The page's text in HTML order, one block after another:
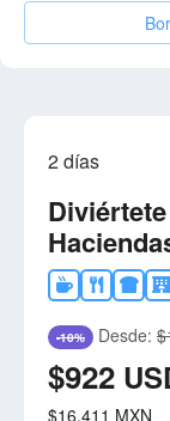
2 días
-10% Desde:
$922
$16,411 MXN